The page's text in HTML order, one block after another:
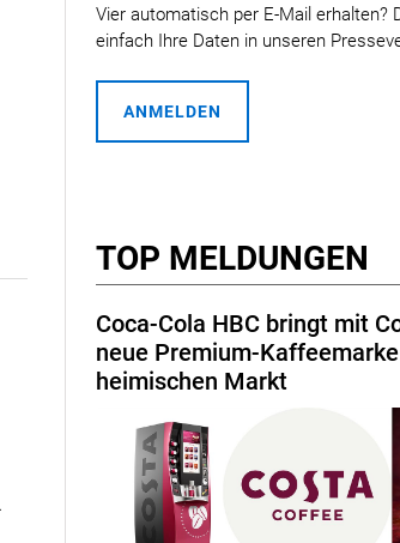
Vier automatisch per E-Mail erhalten?
einfach Ihre Daten in unseren
ANMELDEN
TOP MELDUNGEN
Coca-Cola HBC bringt mit
neue Premium-
heimischen Markt